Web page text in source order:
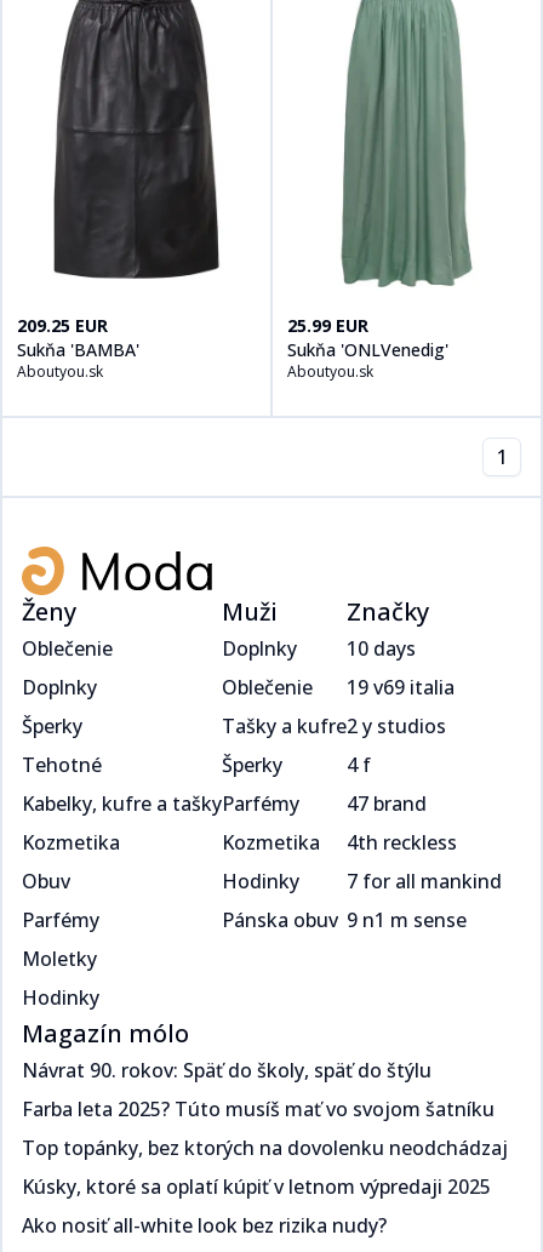
209.25 EUR
Sukňa 'BAMBA'
Aboutyou.sk
Kúpiť produt Aboutyou.sk
25.99 EUR
Sukňa 'ONLVenedig'
Aboutyou.sk
Kúpiť produt
1
Ženy
Oblečenie
Doplnky
Šperky
Tehotné
Kabelky, kufre a tašky
Kozmetika
Obuv
Parfémy
Moletky
Hodinky
Muži
Doplnky
Oblečenie
Tašky a kufre
Šperky
Parfémy
Kozmetika
Hodinky
Pánska obuv
Značky
10 days
19 v69 italia
2 y studios
4 f
47 brand
4th reckless
7 for all mankind
9 n1 m sense
Magazín mólo
Návrat 90. rokov: Späť do školy, späť do štýlu​​​​‌ ‍ ​‍​‍‌‍ ‌ ​‍‌‍‍‌‌‍‌ ‌‍‍‌‌‍ ‍​‍​‍​ ‍‍​‍​‍‌ ​ ‌‍​‌‌‍ ‍‌‍‍‌‌ ‌​‌ ‍‌​‍ ‍‌‍‍‌‌‍ ​‍​‍​‍ ​​‍​‍‌‍‍​‌ ​‍‌‍‌‌‌‍‌‍​‍​‍​ ‍‍​‍​‍‌‍‍​‌ ‌​‌ ‌​‌ ​​​ ‍‍​‍ ​‍ ‌‍ ​‌‍ ‌‍​ ‌‍​‌‌‍ ​‌‍‍​‌‍ ‌ ​ ‌ ‌​​ ‍‍​ ​ ​ ​​​ ​​​ ​​​‍ ‌ ​ ‌ ‌​‌ ‌‌‌‍‌​‌‍‍‌‌‍ ​‍ ‌‍‍‌‌‍ ‍‌ ‌​‌‍‌‌‌‍ ‍‌ ‌​​‍ ‌‍‌‌‌‍‌​‌‍‍‌‌ ‌​​‍ ‌‍ ‌‌‍ ‌‍‌​‌‍‌‌​ ‌‌ ​​‌ ​‍‌‍‌‌‌ ​ ‌‍‌‌‌‍ ‍‌ ‌​‌‍​‌‌ ‌​‌‍‍‌‌‍ ‌‍ ‍​ ‍ ‌‍‍‌‌‍‌​​ ‌​ ​‍‌‍​ ‌‍​ ‌‍‌​​ ‍​​ ‍​​ ‌‌​ ​‌​‍ ‌​ ‍​​ ​ ‌‍​‌​ ​‌​‍ ‌​ ‌​‌‍‌​​ ​‌​ ​‍​‍ ‌‌‍​‌‌‍​‌​ ​​​ ​​​‍ ‌​ ‍‌​ ‌ ​ ​‌‌‍​ ​ ​‌​ ​‌‌‍​‍‌‍‌​​ ​‍‌‍‌​‌‍‌‍​ ‌ ​ ‍ ‌ ‌​‌ ‍‌‌ ​​‌‍‌‌​ ‌‌ ​​‌‍ ‌ ​ ‌ ‌​​ ‍ ‌ ​​‌‍​‌‌ ‌​‌‍‍​​ ‌‌ ‌​‌‍‍‌‌ ‌​‌‍ ​‌‍‌‌​ ‌‍​‍‌‍​‌‌ ​ ‌‍‌‌‌‌‌‌‌ ​‍‌‍ ​​ ‌‌‍‍​‌ ‌​‌ ‌​‌ ​​​‍‌‌​ ​ ‌​​‌​‍‌‌​ ​‍‌​‌‍​‍‌‌​ ​‍‌​‌‍‌‍ ​‌‍ ‌‍​ ‌‍​‌‌‍ ​‌‍‍​‌‍ ‌ ​ ‌ ‌​​‍‌‌​ ​ ‌​​‌​ ​ ​ ​​​ ​​​ ​​​‍‌‌​ ​‍‌​‌‍‌ ​ ‌ ‌​‌ ‌‌‌‍‌​‌‍‍‌‌‍ ​‍‌‍‌‍‍‌‌‍‌​​ ‌​ ​‍‌‍​ ‌‍​ ‌‍‌​​ ‍​​ ‍​​ ‌‌​ ​‌​‍ ‌​ ‍​​ ​ ‌‍​‌​ ​‌​‍ ‌​ ‌​‌‍‌​​ ​‌​ ​‍​‍ ‌‌‍​‌‌‍​‌​ ​​​ ​​​‍ ‌​ ‍‌​ ‌ ​ ​‌‌‍​ ​ ​‌​ ​‌‌‍​‍‌‍‌​​ ​‍‌‍‌​‌‍‌‍​ ‌ ​‍‌‍‌ ‌​‌ ‍‌‌ ​​‌‍‌‌​ ‌‌ ​​‌‍ ‌ ​ ‌ ‌​​‍‌‍‌ ​​‌‍​‌‌ ‌​‌‍‍​​ ‌‌ ‌​‌‍‍‌‌ ‌​‌‍ ​‌‍‌‌​‍‌‍‌ ​​‌‍‌‌‌ ​‍‌ ​ ‌ ​​‌‍‌‌‌‍​ ‌ ‌​‌‍‍‌‌ ‌‍‌‍‌‌​ ‌‌ ​​‌ ‌‌‌‍​‍‌‍ ​‌‍‍‌‌ ​ ‌‍‍​‌‍‌‌‌‍‌​​‍​‍‌ ‌
Farba leta 2025? Túto musíš mať vo svojom šatníku ​​​​‌ ‍ ​‍​‍‌‍ ‌ ​‍‌‍‍‌‌‍‌ ‌‍‍‌‌‍ ‍​‍​‍​ ‍‍​‍​‍‌ ​ ‌‍​‌‌‍ ‍‌‍‍‌‌ ‌​‌ ‍‌​‍ ‍‌‍‍‌‌‍ ​‍​‍​‍ ​​‍​‍‌‍‍​‌ ​‍‌‍‌‌‌‍‌‍​‍​‍​ ‍‍​‍​‍‌‍‍​‌ ‌​‌ ‌​‌ ​​​ ‍‍​‍ ​‍ ‌‍ ​‌‍ ‌‍​ ‌‍​‌‌‍ ​‌‍‍​‌‍ ‌ ​ ‌ ‌​​ ‍‍​ ​ ​ ​​​ ​​​ ​​​‍ ‌ ​ ‌ ‌​‌ ‌‌‌‍‌​‌‍‍‌‌‍ ​‍ ‌‍‍‌‌‍ ‍‌ ‌​‌‍‌‌‌‍ ‍‌ ‌​​‍ ‌‍‌‌‌‍‌​‌‍‍‌‌ ‌​​‍ ‌‍ ‌‌‍ ‌‍‌​‌‍‌‌​ ‌‌ ​​‌ ​‍‌‍‌‌‌ ​ ‌‍‌‌‌‍ ‍‌ ‌​‌‍​‌‌ ‌​‌‍‍‌‌‍ ‌‍ ‍​ ‍ ‌‍‍‌‌‍‌​​ ‌​ ​‌‌‍​‌​ ‌​​ ‌‍​ ​​‌‍​‌​ ​‍‌‍​‍​‍ ‌​ ‍​‌‍​‍‌‍​‍‌‍‌‍​‍ ‌​ ‌​‌‍‌‍​ ​​​ ​‍​‍ ‌‌‍​‌‌‍​‍​ ‌ ‌‍‌‍​‍ ‌‌‍‌‍​ ‍‌‌‍​ ‌‍​‍​ ‍‌​ ‍‌‌‍‌‌​ ​​‌‍‌‍​ ​ ‌‍‌​​ ​‍​ ‍ ‌ ‌​‌ ‍‌‌ ​​‌‍‌‌​ ‌‌ ​​‌‍ ‌ ​ ‌ ‌​​ ‍ ‌ ​​‌‍​‌‌ ‌​‌‍‍​​ ‌‌ ‌​‌‍‍‌‌ ‌​‌‍ ​‌‍‌‌​ ‌‍​‍‌‍​‌‌ ​ ‌‍‌‌‌‌‌‌‌ ​‍‌‍ ​​ ‌‌‍‍​‌ ‌​‌ ‌​‌ ​​​‍‌‌​ ​ ‌​​‌​‍‌‌​ ​‍‌​‌‍​‍‌‌​ ​‍‌​‌‍‌‍ ​‌‍ ‌‍​ ‌‍​‌‌‍ ​‌‍‍​‌‍ ‌ ​ ‌ ‌​​‍‌‌​ ​ ‌​​‌​ ​ ​ ​​​ ​​​ ​​​‍‌‌​ ​‍‌​‌‍‌ ​ ‌ ‌​‌ ‌‌‌‍‌​‌‍‍‌‌‍ ​‍‌‍‌‍‍‌‌‍‌​​ ‌​ ​‌‌‍​‌​ ‌​​ ‌‍​ ​​‌‍​‌​ ​‍‌‍​‍​‍ ‌​ ‍​‌‍​‍‌‍​‍‌‍‌‍​‍ ‌​ ‌​‌‍‌‍​ ​​​ ​‍​‍ ‌‌‍​‌‌‍​‍​ ‌ ‌‍‌‍​‍ ‌‌‍‌‍​ ‍‌‌‍​ ‌‍​‍​ ‍‌​ ‍‌‌‍‌‌​ ​​‌‍‌‍​ ​ ‌‍‌​​ ​‍​‍‌‍‌ ‌​‌ ‍‌‌ ​​‌‍‌‌​ ‌‌ ​​‌‍ ‌ ​ ‌ ‌​​‍‌‍‌ ​​‌‍​‌‌ ‌​‌‍‍​​ ‌‌ ‌​‌‍‍‌‌ ‌​‌‍ ​‌‍‌‌​‍‌‍‌ ​​‌‍‌‌‌ ​‍‌ ​ ‌ ​​‌‍‌‌‌‍​ ‌ ‌​‌‍‍‌‌ ‌‍‌‍‌‌​ ‌‌ ​​‌ ‌‌‌‍​‍‌‍ ​‌‍‍‌‌ ​ ‌‍‍​‌‍‌‌‌‍‌​​‍​‍‌ ‌
Top topánky, bez ktorých na dovolenku neodchádzaj​​​​‌ ‍ ​‍​‍‌‍ ‌ ​‍‌‍‍‌‌‍‌ ‌‍‍‌‌‍ ‍​‍​‍​ ‍‍​‍​‍‌ ​ ‌‍​‌‌‍ ‍‌‍‍‌‌ ‌​‌ ‍‌​‍ ‍‌‍‍‌‌‍ ​‍​‍​‍ ​​‍​‍‌‍‍​‌ ​‍‌‍‌‌‌‍‌‍​‍​‍​ ‍‍​‍​‍‌‍‍​‌ ‌​‌ ‌​‌ ​​​ ‍‍​‍ ​‍ ‌‍ ​‌‍ ‌‍​ ‌‍​‌‌‍ ​‌‍‍​‌‍ ‌ ​ ‌ ‌​​ ‍‍​ ​ ​ ​​​ ​​​ ​​​‍ ‌ ​ ‌ ‌​‌ ‌‌‌‍‌​‌‍‍‌‌‍ ​‍ ‌‍‍‌‌‍ ‍‌ ‌​‌‍‌‌‌‍ ‍‌ ‌​​‍ ‌‍‌‌‌‍‌​‌‍‍‌‌ ‌​​‍ ‌‍ ‌‌‍ ‌‍‌​‌‍‌‌​ ‌‌ ​​‌ ​‍‌‍‌‌‌ ​ ‌‍‌‌‌‍ ‍‌ ‌​‌‍​‌‌ ‌​‌‍‍‌‌‍ ‌‍ ‍​ ‍ ‌‍‍‌‌‍‌​​ ‌​ ​‌​ ‍‌​ ​‍‌‍​ ​ ‌ ​ ​‌​ ‌‌​ ​‍​‍ ‌‌‍​‌‌‍​‌​ ‍​‌‍​‍​‍ ‌​ ‌​​ ‌‌​ ‍‌‌‍‌‍​‍ ‌‌‍​‌​ ‍​​ ‌ ​ ‍​​‍ ‌​ ‍‌​ ‌ ​ ​​​ ‍‌‌‍​ ​ ‍​​ ‍‌​ ​‍​ ​​‌‍‌‍‌‍​‍‌‍‌‌​ ‍ ‌ ‌​‌ ‍‌‌ ​​‌‍‌‌​ ‌‌ ​​‌‍ ‌ ​ ‌ ‌​​ ‍ ‌ ​​‌‍​‌‌ ‌​‌‍‍​​ ‌‌ ‌​‌‍‍‌‌ ‌​‌‍ ​‌‍‌‌​ ‌‍​‍‌‍​‌‌ ​ ‌‍‌‌‌‌‌‌‌ ​‍‌‍ ​​ ‌‌‍‍​‌ ‌​‌ ‌​‌ ​​​‍‌‌​ ​ ‌​​‌​‍‌‌​ ​‍‌​‌‍​‍‌‌​ ​‍‌​‌‍‌‍ ​‌‍ ‌‍​ ‌‍​‌‌‍ ​‌‍‍​‌‍ ‌ ​ ‌ ‌​​‍‌‌​ ​ ‌​​‌​ ​ ​ ​​​ ​​​ ​​​‍‌‌​ ​‍‌​‌‍‌ ​ ‌ ‌​‌ ‌‌‌‍‌​‌‍‍‌‌‍ ​‍‌‍‌‍‍‌‌‍‌​​ ‌​ ​‌​ ‍‌​ ​‍‌‍​ ​ ‌ ​ ​‌​ ‌‌​ ​‍​‍ ‌‌‍​‌‌‍​‌​ ‍​‌‍​‍​‍ ‌​ ‌​​ ‌‌​ ‍‌‌‍‌‍​‍ ‌‌‍​‌​ ‍​​ ‌ ​ ‍​​‍ ‌​ ‍‌​ ‌ ​ ​​​ ‍‌‌‍​ ​ ‍​​ ‍‌​ ​‍​ ​​‌‍‌‍‌‍​‍‌‍‌‌​‍‌‍‌ ‌​‌ ‍‌‌ ​​‌‍‌‌​ ‌‌ ​​‌‍ ‌ ​ ‌ ‌​​‍‌‍‌ ​​‌‍​‌‌ ‌​‌‍‍​​ ‌‌ ‌​‌‍‍‌‌ ‌​‌‍ ​‌‍‌‌​‍‌‍‌ ​​‌‍‌‌‌ ​‍‌ ​ ‌ ​​‌‍‌‌‌‍​ ‌ ‌​‌‍‍‌‌ ‌‍‌‍‌‌​ ‌‌ ​​‌ ‌‌‌‍​‍‌‍ ​‌‍‍‌‌ ​ ‌‍‍​‌‍‌‌‌‍‌​​‍​‍‌ ‌
Kúsky, ktoré sa oplatí kúpiť v letnom výpredaji 2025​​​​‌ ‍ ​‍​‍‌‍ ‌ ​‍‌‍‍‌‌‍‌ ‌‍‍‌‌‍ ‍​‍​‍​ ‍‍​‍​‍‌ ​ ‌‍​‌‌‍ ‍‌‍‍‌‌ ‌​‌ ‍‌​‍ ‍‌‍‍‌‌‍ ​‍​‍​‍ ​​‍​‍‌‍‍​‌ ​‍‌‍‌‌‌‍‌‍​‍​‍​ ‍‍​‍​‍‌‍‍​‌ ‌​‌ ‌​‌ ​​​ ‍‍​‍ ​‍ ‌‍ ​‌‍ ‌‍​ ‌‍​‌‌‍ ​‌‍‍​‌‍ ‌ ​ ‌ ‌​​ ‍‍​ ​ ​ ​​​ ​​​ ​​​‍ ‌ ​ ‌ ‌​‌ ‌‌‌‍‌​‌‍‍‌‌‍ ​‍ ‌‍‍‌‌‍ ‍‌ ‌​‌‍‌‌‌‍ ‍‌ ‌​​‍ ‌‍‌‌‌‍‌​‌‍‍‌‌ ‌​​‍ ‌‍ ‌‌‍ ‌‍‌​‌‍‌‌​ ‌‌ ​​‌ ​‍‌‍‌‌‌ ​ ‌‍‌‌‌‍ ‍‌ ‌​‌‍​‌‌ ‌​‌‍‍‌‌‍ ‌‍ ‍​ ‍ ‌‍‍‌‌‍‌​​ ‌‌‍​‌‌‍​‍​ ​ ​ ‌​‌‍‌​‌‍‌‌​ ​ ‌‍‌​​‍ ‌​ ‍‌​ ​‌​ ‍‌​ ​‍​‍ ‌​ ‌​‌‍​‌​ ​‌​ ‍​​‍ ‌‌‍​‌​ ‌‌​ ‍​‌‍‌‌​‍ ‌‌‍‌‍​ ‌‌‌‍​‌‌‍​‌​ ​‌‌‍​ ​ ‍‌​ ‌ ‌‍‌​‌‍​‌​ ​​‌‍​ ​ ‍ ‌ ‌​‌ ‍‌‌ ​​‌‍‌‌​ ‌‌ ​​‌‍ ‌ ​ ‌ ‌​​ ‍ ‌ ​​‌‍​‌‌ ‌​‌‍‍​​ ‌‌ ‌​‌‍‍‌‌ ‌​‌‍ ​‌‍‌‌​ ‌‍​‍‌‍​‌‌ ​ ‌‍‌‌‌‌‌‌‌ ​‍‌‍ ​​ ‌‌‍‍​‌ ‌​‌ ‌​‌ ​​​‍‌‌​ ​ ‌​​‌​‍‌‌​ ​‍‌​‌‍​‍‌‌​ ​‍‌​‌‍‌‍ ​‌‍ ‌‍​ ‌‍​‌‌‍ ​‌‍‍​‌‍ ‌ ​ ‌ ‌​​‍‌‌​ ​ ‌​​‌​ ​ ​ ​​​ ​​​ ​​​‍‌‌​ ​‍‌​‌‍‌ ​ ‌ ‌​‌ ‌‌‌‍‌​‌‍‍‌‌‍ ​‍‌‍‌‍‍‌‌‍‌​​ ‌‌‍​‌‌‍​‍​ ​ ​ ‌​‌‍‌​‌‍‌‌​ ​ ‌‍‌​​‍ ‌​ ‍‌​ ​‌​ ‍‌​ ​‍​‍ ‌​ ‌​‌‍​‌​ ​‌​ ‍​​‍ ‌‌‍​‌​ ‌‌​ ‍​‌‍‌‌​‍ ‌‌‍‌‍​ ‌‌‌‍​‌‌‍​‌​ ​‌‌‍​ ​ ‍‌​ ‌ ‌‍‌​‌‍​‌​ ​​‌‍​ ​‍‌‍‌ ‌​‌ ‍‌‌ ​​‌‍‌‌​ ‌‌ ​​‌‍ ‌ ​ ‌ ‌​​‍‌‍‌ ​​‌‍​‌‌ ‌​‌‍‍​​ ‌‌ ‌​‌‍‍‌‌ ‌​‌‍ ​‌‍‌‌​‍‌‍‌ ​​‌‍‌‌‌ ​‍‌ ​ ‌ ​​‌‍‌‌‌‍​ ‌ ‌​‌‍‍‌‌ ‌‍‌‍‌‌​ ‌‌ ​​‌ ‌‌‌‍​‍‌‍ ​‌‍‍‌‌ ​ ‌‍‍​‌‍‌‌‌‍‌​​‍​‍‌ ‌
Ako nosiť all-white look bez rizika nudy?​​​​‌ ‍ ​‍​‍‌‍ ‌ ​‍‌‍‍‌‌‍‌ ‌‍‍‌‌‍ ‍​‍​‍​ ‍‍​‍​‍‌ ​ ‌‍​‌‌‍ ‍‌‍‍‌‌ ‌​‌ ‍‌​‍ ‍‌‍‍‌‌‍ ​‍​‍​‍ ​​‍​‍‌‍‍​‌ ​‍‌‍‌‌‌‍‌‍​‍​‍​ ‍‍​‍​‍‌‍‍​‌ ‌​‌ ‌​‌ ​​​ ‍‍​‍ ​‍ ‌‍ ​‌‍ ‌‍​ ‌‍​‌‌‍ ​‌‍‍​‌‍ ‌ ​ ‌ ‌​​ ‍‍​ ​ ​ ​​​ ​​​ ​​​‍ ‌ ​ ‌ ‌​‌ ‌‌‌‍‌​‌‍‍‌‌‍ ​‍ ‌‍‍‌‌‍ ‍‌ ‌​‌‍‌‌‌‍ ‍‌ ‌​​‍ ‌‍‌‌‌‍‌​‌‍‍‌‌ ‌​​‍ ‌‍ ‌‌‍ ‌‍‌​‌‍‌‌​ ‌‌ ​​‌ ​‍‌‍‌‌‌ ​ ‌‍‌‌‌‍ ‍‌ ‌​‌‍​‌‌ ‌​‌‍‍‌‌‍ ‌‍ ‍​ ‍ ‌‍‍‌‌‍‌​​ ‌‌‍‌‍​ ‌‌​ ‍‌​ ‍‌​ ‍​​ ‌‌‌‍‌‍​ ​ ​‍ ‌​ ‍‌‌‍​ ​ ​ ‌‍​‌​‍ ‌​ ‌​‌‍‌‌​ ‌​​ ​​​‍ ‌​ ‍​​ ‌ ​ ​‍‌‍‌‌​‍ ‌​ ‌​​ ​‌‌‍‌​‌‍‌‌‌‍‌‌‌‍​‍‌‍‌‌​ ​‌​ ‍‌‌‍‌‌​ ‌‍​ ‌ ​ ‍ ‌ ‌​‌ ‍‌‌ ​​‌‍‌‌​ ‌‌ ​​‌‍ ‌ ​ ‌ ‌​​ ‍ ‌ ​​‌‍​‌‌ ‌​‌‍‍​​ ‌‌ ‌​‌‍‍‌‌ ‌​‌‍ ​‌‍‌‌​ ‌‍​‍‌‍​‌‌ ​ ‌‍‌‌‌‌‌‌‌ ​‍‌‍ ​​ ‌‌‍‍​‌ ‌​‌ ‌​‌ ​​​‍‌‌​ ​ ‌​​‌​‍‌‌​ ​‍‌​‌‍​‍‌‌​ ​‍‌​‌‍‌‍ ​‌‍ ‌‍​ ‌‍​‌‌‍ ​‌‍‍​‌‍ ‌ ​ ‌ ‌​​‍‌‌​ ​ ‌​​‌​ ​ ​ ​​​ ​​​ ​​​‍‌‌​ ​‍‌​‌‍‌ ​ ‌ ‌​‌ ‌‌‌‍‌​‌‍‍‌‌‍ ​‍‌‍‌‍‍‌‌‍‌​​ ‌‌‍‌‍​ ‌‌​ ‍‌​ ‍‌​ ‍​​ ‌‌‌‍‌‍​ ​ ​‍ ‌​ ‍‌‌‍​ ​ ​ ‌‍​‌​‍ ‌​ ‌​‌‍‌‌​ ‌​​ ​​​‍ ‌​ ‍​​ ‌ ​ ​‍‌‍‌‌​‍ ‌​ ‌​​ ​‌‌‍‌​‌‍‌‌‌‍‌‌‌‍​‍‌‍‌‌​ ​‌​ ‍‌‌‍‌‌​ ‌‍​ ‌ ​‍‌‍‌ ‌​‌ ‍‌‌ ​​‌‍‌‌​ ‌‌ ​​‌‍ ‌ ​ ‌ ‌​​‍‌‍‌ ​​‌‍​‌‌ ‌​‌‍‍​​ ‌‌ ‌​‌‍‍‌‌ ‌​‌‍ ​‌‍‌‌​‍‌‍‌ ​​‌‍‌‌‌ ​‍‌ ​ ‌ ​​‌‍‌‌‌‍​ ‌ ‌​‌‍‍‌‌ ‌‍‌‍‌‌​ ‌‌ ​​‌ ‌‌‌‍​‍‌‍ ​‌‍‍‌‌ ​ ‌‍‍​‌‍‌‌‌‍‌​​‍​‍‌ ‌